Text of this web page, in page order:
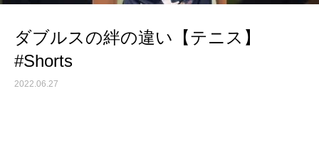
ダブルスの絆の違い【テニス】
#Shorts
2022.06.27